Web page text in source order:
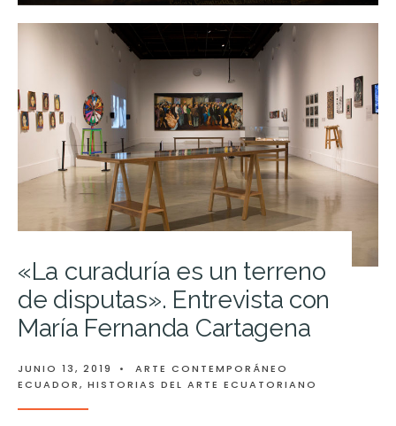
«La curaduría es un terreno
de disputas». Entrevista con
María Fernanda Cartagena
JUNIO 13, 2019 •
ARTE CONTEMPORÁNEO
ECUADOR, HISTORIAS DEL ARTE ECUATORIANO